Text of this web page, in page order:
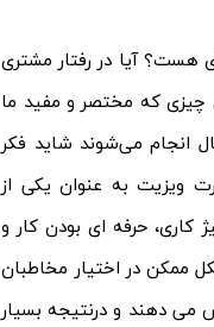
هست؟ آیا در رفتار مشتری
چیزی که مختصر و مفید ما
انجام می‌شوند شاید فکر
ویزیت به عنوان یکی از
کاری، حرفه ای بودن کار و
ممکن در اختیار مخاطبان
می دهند و درنتیجه بسیار